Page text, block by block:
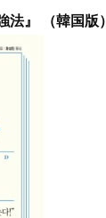
法』 （韓国版）